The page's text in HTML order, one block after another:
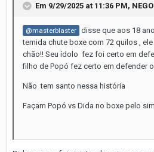
Em 9/29/2025 at 11:36 PM,
@masterblaster disse que aos 18
temida chute boxe com 72 quilos ,
chão!! Seu ídolo fez foi certo em
filho de Popó fez certo em defender o
Não tem santo nessa história
Façam Popó vs Dida no boxe pelo